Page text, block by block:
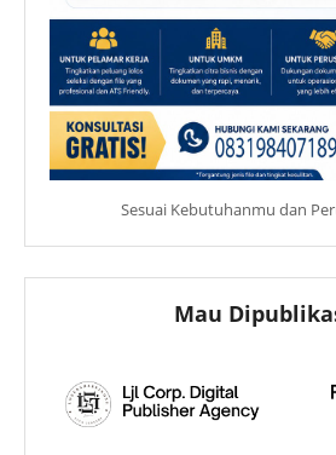
Sesuai Kebutuhanmu dan
Mau